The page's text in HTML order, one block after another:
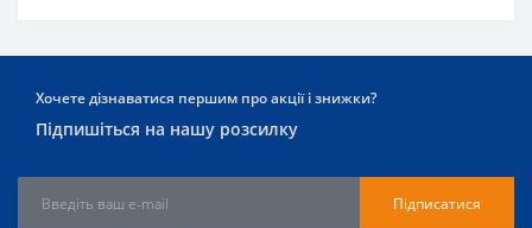
Хочете дізнаватися першим про акції і знижки?
Підпишіться на нашу розсилку
Підписатися